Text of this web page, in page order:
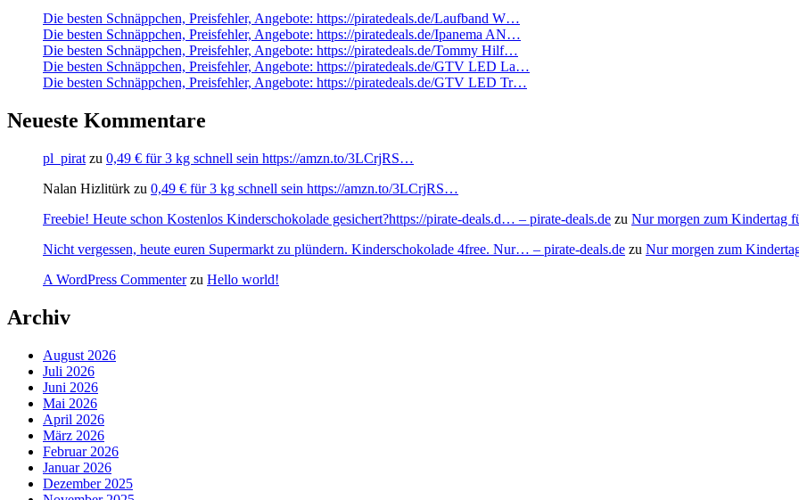
Die besten Schnäppchen, Preisfehler, Angebote: https://piratedeals.de/Laufband W…
Die besten Schnäppchen, Preisfehler, Angebote: https://piratedeals.de/Ipanema AN…
Die besten Schnäppchen, Preisfehler, Angebote: https://piratedeals.de/Tommy Hilf…
Die besten Schnäppchen, Preisfehler, Angebote: https://piratedeals.de/GTV LED La…
Die besten Schnäppchen, Preisfehler, Angebote: https://piratedeals.de/GTV LED Tr…
Neueste Kommentare
pl_pirat zu 0,49 € für 3 kg schnell sein https://amzn.to/3LCrjRS…
Nalan Hizlitürk zu 0,49 € für 3 kg schnell sein https://amzn.to/3LCrjRS…
Freebie! Heute schon Kostenlos Kinderschokolade gesichert?https://pirate-deals.d… – pirate-deals.de zu Nur morgen zum Kindertag
Nicht vergessen, heute euren Supermarkt zu plündern. Kinderschokolade 4free. Nur… – pirate-deals.de zu Nur morgen zum
A WordPress Commenterzu Hello world!
Archiv
August 2026
Juli 2026
Juni 2026
Mai 2026
April 2026
März 2026
Februar 2026
Januar 2026
Dezember 2025